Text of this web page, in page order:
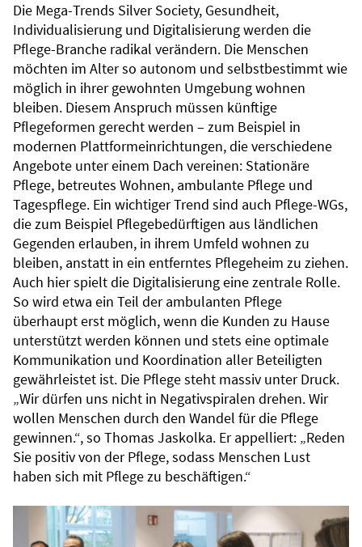
Die Mega-Trends Silver Society, Gesundheit,
Individualisierung und Digitalisierung werden die
Pflege-Branche radikal verändern. Die Menschen
möchten im Alter so autonom und selbstbestimmt wie
möglich in ihrer gewohnten Umgebung wohnen
bleiben. Diesem Anspruch müssen künftige
Pflegeformen gerecht werden – zum Beispiel in
modernen Plattformeinrichtungen, die verschiedene
Angebote unter einem Dach vereinen: Stationäre
Pflege, betreutes Wohnen, ambulante Pflege und
Tagespflege. Ein wichtiger Trend sind auch Pflege-WGs,
die zum Beispiel Pflegebedürftigen aus ländlichen
Gegenden erlauben, in ihrem Umfeld wohnen zu
bleiben, anstatt in ein entferntes Pflegeheim zu ziehen.
Auch hier spielt die Digitalisierung eine zentrale Rolle.
So wird etwa ein Teil der ambulanten Pflege
überhaupt erst möglich, wenn die Kunden zu Hause
unterstützt werden können und stets eine optimale
Kommunikation und Koordination aller Beteiligten
gewährleistet ist. Die Pflege steht massiv unter Druck.
„Wir dürfen uns nicht in Negativspiralen drehen. Wir
wollen Menschen durch den Wandel für die Pflege
gewinnen.“, so Thomas Jaskolka. Er appelliert: „Reden
Sie positiv von der Pflege, sodass Menschen Lust
haben sich mit Pflege zu beschäftigen.“